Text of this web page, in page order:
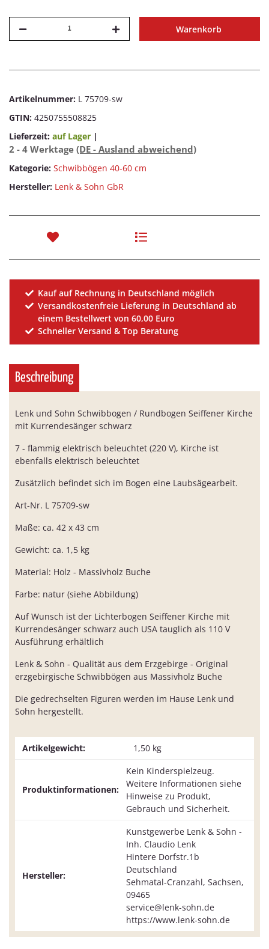
Warenkorb
Artikelnummer: L 75709-sw
GTIN: 4250755508825
Lieferzeit: auf Lager |
2 - 4 Werktage (DE - Ausland abweichend)
Kategorie: Schwibbögen 40-60 cm
Hersteller: Lenk & Sohn GbR
Kauf auf Rechnung in Deutschland möglich
Versandkostenfreie Lieferung in Deutschland ab
einem Bestellwert von 60,00 Euro
Schneller Versand & Top Beratung
Beschreibung
Lenk und Sohn Schwibbogen / Rundbogen Seiffener Kirche
mit Kurrendesänger schwarz
7 - flammig elektrisch beleuchtet (220 V), Kirche ist
ebenfalls elektrisch beleuchtet
Zusätzlich befindet sich im Bogen eine Laubsägearbeit.
Art-Nr. L 75709-sw
Maße: ca. 42 x 43 cm
Gewicht: ca. 1,5 kg
Material: Holz - Massivholz Buche
Farbe: natur (siehe Abbildung)
Auf Wunsch ist der Lichterbogen Seiffener Kirche mit
Kurrendesänger schwarz auch USA tauglich als 110 V
Ausführung erhältlich
Lenk & Sohn - Qualität aus dem Erzgebirge - Original
erzgebirgische Schwibbögen aus Massivholz Buche
Die gedrechselten Figuren werden im Hause Lenk und
Sohn hergestellt.
Artikelgewicht: 1,50 kg
Produktinformationen:
Kein Kinderspielzeug.
Weitere Informationen siehe
Hinweise zu Produkt,
Gebrauch und Sicherheit.
Hersteller:
Kunstgewerbe Lenk & Sohn -
Inh. Claudio Lenk
Hintere Dorfstr.1b
Deutschland
Sehmatal-Cranzahl, Sachsen,
09465
service@lenk-sohn.de
https://www.lenk-sohn.de